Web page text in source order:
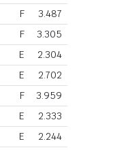
F
3.487
F
3.305
E
2.304
E
2.702
F
3.959
E
2.333
E
2.244